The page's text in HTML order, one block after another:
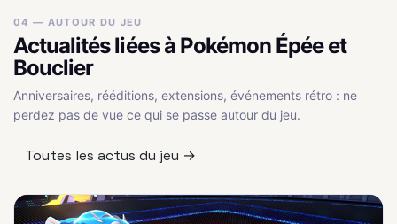
04 — AUTOUR DU JEU
Actualités liées à Pokémon Épée et
Bouclier
Anniversaires, rééditions, extensions, événements rétro : ne
perdez pas de vue ce qui se passe autour du jeu.
Toutes les actus du jeu →